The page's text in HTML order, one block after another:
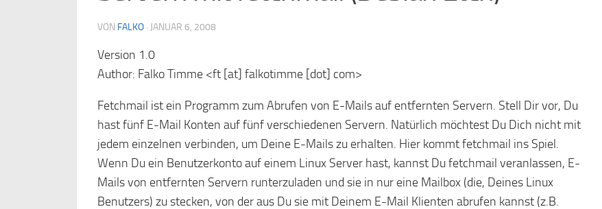
VON FALKO · JANUAR 6, 2008
Version 1.0
Author: Falko Timme <ft [at] falkotimme [dot] com>
Fetchmail ist ein Programm zum Abrufen von E-Mails auf entfernten Servern. Stell Dir vor, Du
hast fünf E-Mail Konten auf fünf verschiedenen Servern. Natürlich möchtest Du Dich nicht mit
jedem einzelnen verbinden, um Deine E-Mails zu erhalten. Hier kommt fetchmail ins Spiel.
Wenn Du ein Benutzerkonto auf einem Linux Server hast, kannst Du fetchmail veranlassen, E-
Mails von entfernten Servern runterzuladen und sie in nur eine Mailbox (die, Deines Linux
Benutzers) zu stecken, von der aus Du sie mit Deinem E-Mail Klienten abrufen kannst (z.B.